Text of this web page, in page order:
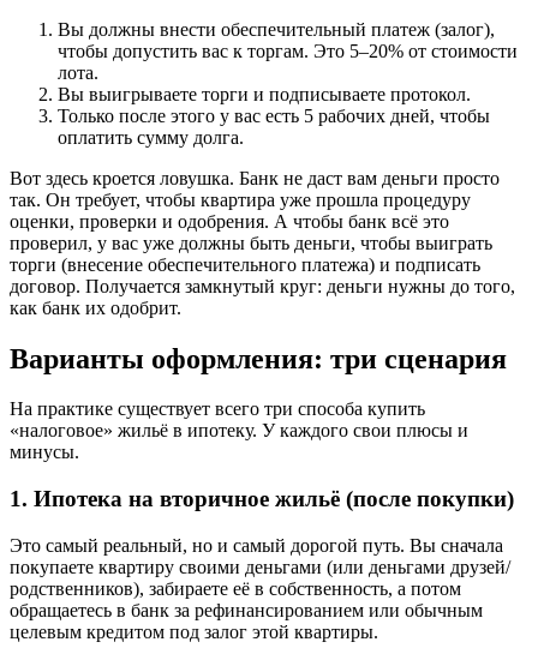
Вы должны внести обеспечительный платеж (залог),
чтобы допустить вас к торгам. Это 5–20% от стоимости
лота.
Вы выигрываете торги и подписываете протокол.
Только после этого у вас есть 5 рабочих дней, чтобы
оплатить сумму долга.
Вот здесь кроется ловушка. Банк не даст вам деньги просто
так. Он требует, чтобы квартира уже прошла процедуру
оценки, проверки и одобрения. А чтобы банк всё это
проверил, у вас уже должны быть деньги, чтобы выиграть
торги (внесение обеспечительного платежа) и подписать
договор. Получается замкнутый круг: деньги нужны до того,
как банк их одобрит.
Варианты оформления: три сценария
На практике существует всего три способа купить
«налоговое» жильё в ипотеку. У каждого свои плюсы и
минусы.
1. Ипотека на вторичное жильё (после покупки)
Это самый реальный, но и самый дорогой путь. Вы сначала
покупаете квартиру своими деньгами (или деньгами друзей/
родственников), забираете её в собственность, а потом
обращаетесь в банк за рефинансированием или обычным
целевым кредитом под залог этой квартиры.